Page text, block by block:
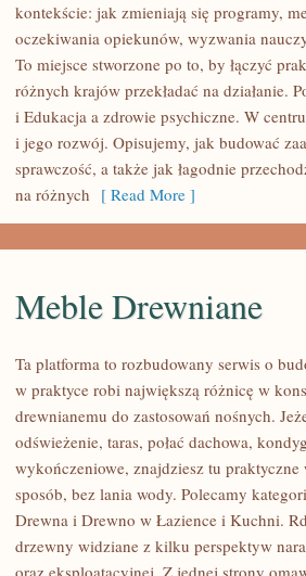
EDUKACJA
ZDROWIE
PSYCHICZNE
kontekście: jak zmieniają się programy,
oczekiwania opiekunów, wyzwania
To miejsce stworzone po to, by łączyć
różnych krajów przekładać na działanie.
i Edukacja a zdrowie psychiczne. W
i jego rozwój. Opisujemy, jak budować
sprawczość, a także jak łagodnie
na różnych [ Read More ]
MEBLE
DREWNIANE
Meble Drewniane
Ta platforma to rozbudowany serwis o
w praktyce robi największą różnicę w
drewnianemu do zastosowań nośnych.
odświeżenie, taras, połać dachowa,
wykończeniowe, znajdziesz tu
sposób, bez lania wody. Polecamy
Drewna i Drewno w Łazience i Kuchni.
drzewny widziane z kilku perspektyw
oraz eksploatacyjnej. Z jednej strony